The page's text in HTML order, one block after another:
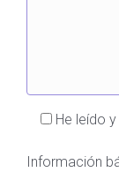
He leído
Información